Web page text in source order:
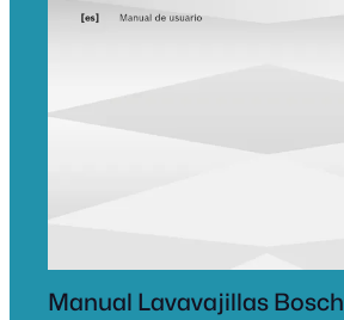
Manual Lavavajillas Bosch